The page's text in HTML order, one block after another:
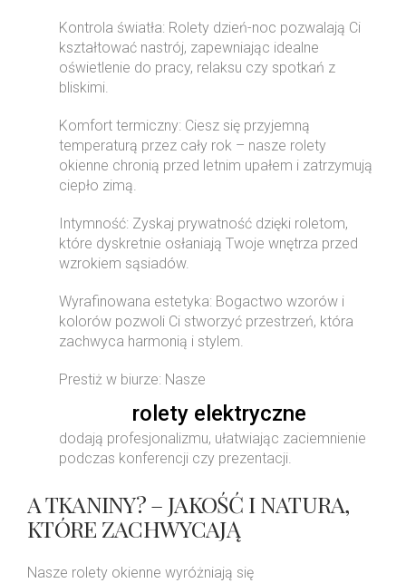
Kontrola światła: Rolety dzień-noc pozwalają Ci
kształtować nastrój, zapewniając idealne
oświetlenie do pracy, relaksu czy spotkań z
bliskimi.
Komfort termiczny: Ciesz się przyjemną
temperaturą przez cały rok – nasze rolety
okienne chronią przed letnim upałem i zatrzymują
ciepło zimą.
Intymność: Zyskaj prywatność dzięki roletom,
które dyskretnie osłaniają Twoje wnętrza przed
wzrokiem sąsiadów.
Wyrafinowana estetyka: Bogactwo wzorów i
kolorów pozwoli Ci stworzyć przestrzeń, która
zachwyca harmonią i stylem.
Prestiż w biurze: Nasze
rolety elektryczne
dodają profesjonalizmu, ułatwiając zaciemnienie
podczas konferencji czy prezentacji.
A TKANINY? – JAKOŚĆ I NATURA,
KTÓRE ZACHWYCAJĄ
Nasze rolety okienne wyróżniają się